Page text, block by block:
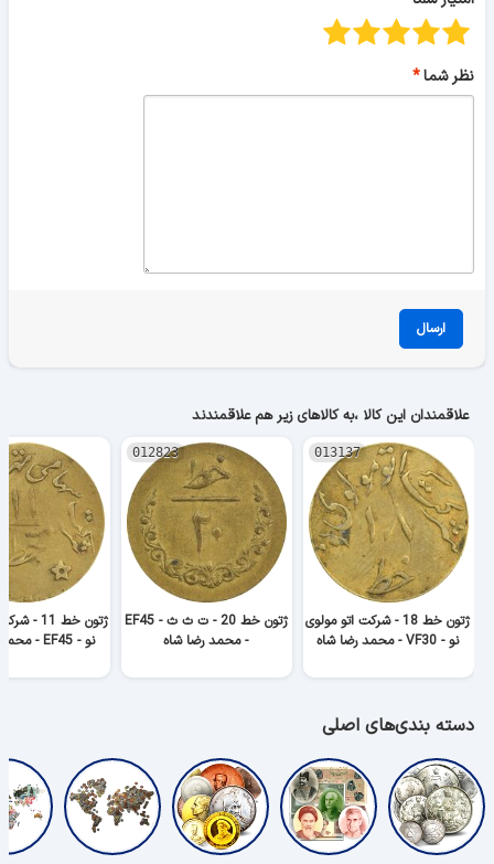
نظر شما
ارسال
علاقمندان این کالا ،به کالاهای زیر هم علاقمندند
013137
ژتون خط 18 - شرکت اتو مولوی
نو - VF30 - محمد رضا شاه
012823
ژتون خط 20 - ت ث ث - EF45
- محمد رضا شاه
ژتون خط
نو - EF45 - محمد رضا شاه
دسته بندی‌های اصلی